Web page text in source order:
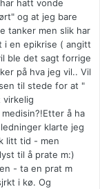
hatt vonde
og at jeg bare
tanker men slik har
i en epikrise ( angitt
ble det sagt forrige
på hva jeg vil.. Vil
til stede for at "
virkelig
å ha
klarte jeg
litt tid - men
til å prate m:)
- ta en prat m
i kø. Og